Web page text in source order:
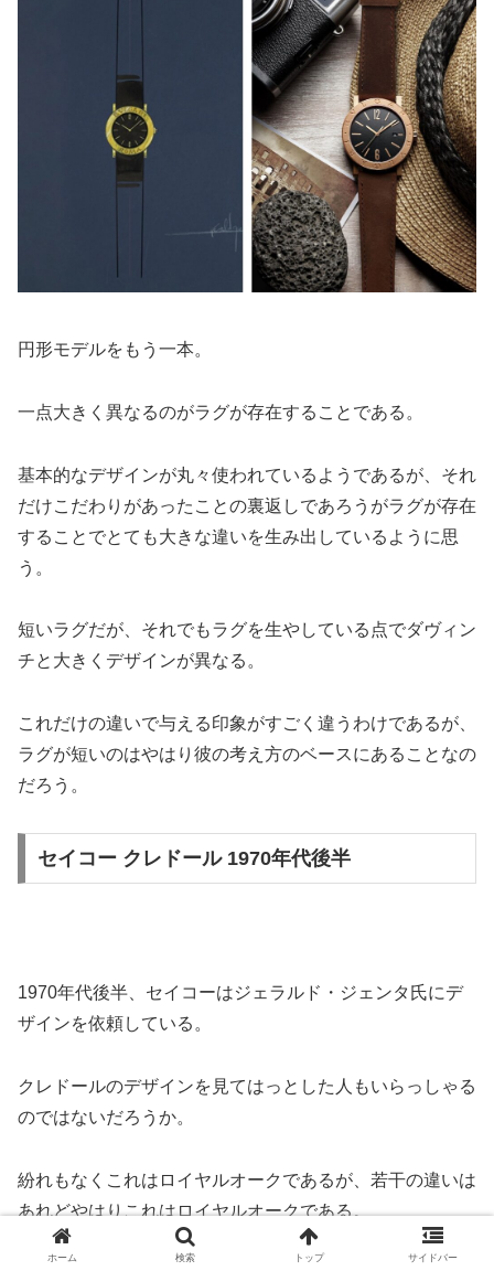
円形モデルをもう一本。
一点大きく異なるのがラグが存在することである。
基本的なデザインが丸々使われているようであるが、それ
だけこだわりがあったことの裏返しであろうがラグが存在
することでとても大きな違いを生み出しているように思
う。
短いラグだが、それでもラグを生やしている点でダヴィン
チと大きくデザインが異なる。
これだけの違いで与える印象がすごく違うわけであるが、
ラグが短いのはやはり彼の考え方のベースにあることなの
だろう。
セイコー クレドール 1970年代後半
1970年代後半、セイコーはジェラルド・ジェンタ氏にデ
ザインを依頼している。
クレドールのデザインを見てはっとした人もいらっしゃる
のではないだろうか。
紛れもなくこれはロイヤルオークであるが、若干の違いは
あれどやはりこれはロイヤルオークである。
ホーム 検索 トップ サイドバー